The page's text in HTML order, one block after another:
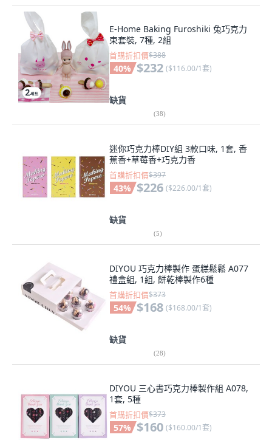
E-Home Baking Furoshiki 兔巧克力
束套裝, 7種, 2組
首購折扣價$388
40% $232 ($116.00/1套)
缺貨
(38)
迷你巧克力棒DIY組 3款口味, 1套, 香
蕉香+草莓香+巧克力香
首購折扣價$397
43% $226 ($226.00/1套)
缺貨
(5)
DIYOU 巧克力棒製作 蛋糕鬆鬆 A077
禮盒組, 1組, 餅乾棒製作6種
首購折扣價$373
54% $168 ($168.00/1套)
缺貨
(28)
DIYOU 三心書巧克力棒製作組 A078,
1套, 5種
首購折扣價$373
57% $160 ($160.00/1套)